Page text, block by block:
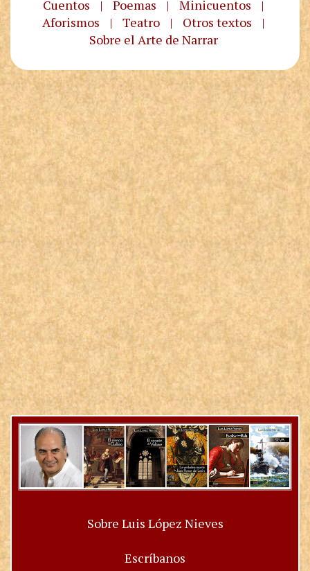
Cuentos | Poemas | Minicuentos
|
Aforismos
| Teatro | Otros textos
|
Sobre el Arte de Narrar
Sobre Luis López Nieves
Escríbanos